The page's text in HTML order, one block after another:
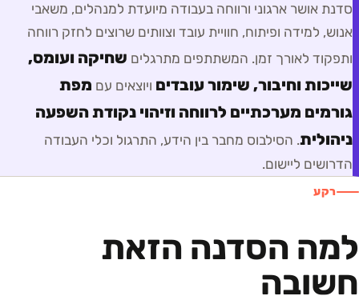
סדנת אושר ארגוני ורווחה בעבודה מיועדת למנהלים, משאבי
אנוש, למידה ופיתוח, חוויית עובד וצוותים שרוצים לחזק רווחה
ותפקוד לאורך זמן. המשתתפים מתרגלים שחיקה ועומס,
שייכות וחיבור, שימור עובדים ויוצאים עם מפת
גורמים מערכתיים לרווחה וזיהוי נקודת השפעה
ניהולית. הסילבוס מחבר בין הידע, התרגול וכלי העבודה
הדרושים ליישום.
רקע
למה הסדנה הזאת
חשובה